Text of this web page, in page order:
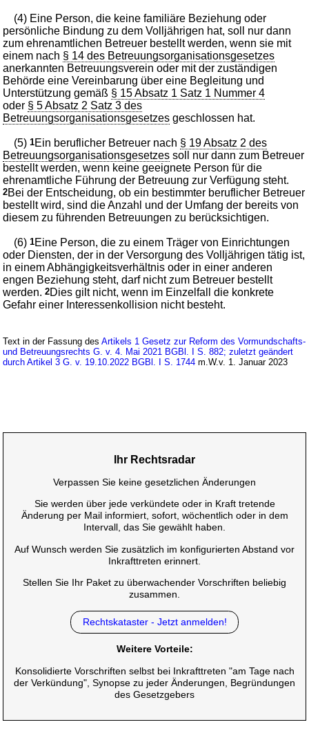
(4) Eine Person, die keine familiäre Beziehung oder
persönliche Bindung zu dem Volljährigen hat, soll nur dann
zum ehrenamtlichen Betreuer bestellt werden, wenn sie mit
einem nach § 14 des Betreuungsorganisationsgesetzes
anerkannten Betreuungsverein oder mit der zuständigen
Behörde eine Vereinbarung über eine Begleitung und
Unterstützung gemäß § 15 Absatz 1 Satz 1 Nummer 4
oder § 5 Absatz 2 Satz 3 des
Betreuungsorganisationsgesetzes geschlossen hat.
(5)1Ein beruflicher Betreuer nach § 19 Absatz 2 des
Betreuungsorganisationsgesetzes soll nur dann zum Betreuer
bestellt werden, wenn keine geeignete Person für die
ehrenamtliche Führung der Betreuung zur Verfügung steht.
2Bei der Entscheidung, ob ein bestimmter beruflicher Betreuer
bestellt wird, sind die Anzahl und der Umfang der bereits von
diesem zu führenden Betreuungen zu berücksichtigen.
(6)1Eine Person, die zu einem Träger von Einrichtungen
oder Diensten, der in der Versorgung des Volljährigen tätig ist,
in einem Abhängigkeitsverhältnis oder in einer anderen
engen Beziehung steht, darf nicht zum Betreuer bestellt
werden.2Dies gilt nicht, wenn im Einzelfall die konkrete
Gefahr einer Interessenkollision nicht besteht.
Text in der Fassung desArtikels 1 Gesetz zur Reform des Vormundschafts-
und Betreuungsrechts G. v. 4. Mai 2021 BGBl. I S. 882; zuletzt geändert
durch Artikel 3 G. v. 19.10.2022 BGBl. I S. 1744 m.W.v. 1. Januar 2023
Ihr Rechtsradar
Verpassen Sie keine gesetzlichen Änderungen
Sie werden über jede verkündete oder in Kraft tretende
Änderung per Mail informiert, sofort, wöchentlich oder in dem
Intervall, das Sie gewählt haben.
Auf Wunsch werden Sie zusätzlich im konfigurierten Abstand vor
Inkrafttreten erinnert.
Stellen Sie Ihr Paket zu überwachender Vorschriften beliebig
zusammen.
Rechtskataster - Jetzt anmelden!
Weitere Vorteile:
Konsolidierte Vorschriften selbst bei Inkrafttreten "am Tage nach
der Verkündung", Synopse zu jeder Änderungen, Begründungen
des Gesetzgebers